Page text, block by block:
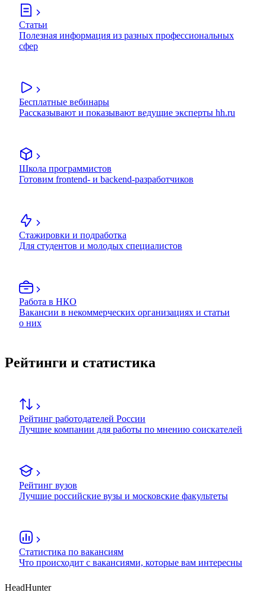
Статьи
Полезная информация из разных профессиональных
сфер
Бесплатные вебинары
Рассказывают и показывают ведущие эксперты hh.ru
Школа программистов
Готовим frontend- и backend-разработчиков
Стажировки и подработка
Для студентов и молодых специалистов
Работа в НКО
Вакансии в некоммерческих организациях и статьи
о них
Рейтинги и статистика
Рейтинг работодателей России
Лучшие компании для работы по мнению соискателей
Рейтинг вузов
Лучшие российские вузы и московские факультеты
Статистика по вакансиям
Что происходит с вакансиями, которые вам интересны
HeadHunter